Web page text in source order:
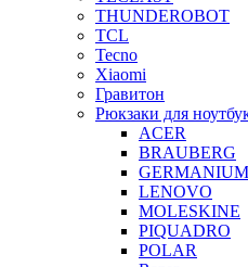
THUNDEROBOT
TCL
Tecno
Xiaomi
Гравитон
Рюкзаки для
ACER
BRAUBERG
GERMANIUM
LENOVO
MOLESKINE
PIQUADRO
POLAR